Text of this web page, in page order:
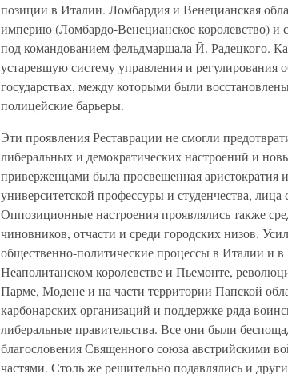
позиции в Италии. Ломбардия и Венецианская
империю (Ломбардо-Венецианское королевство) и
под командованием фельдмаршала Й. Радецкого.
устаревшую систему управления и регулирования
государствах, между которыми были
полицейские барьеры.
Эти проявления Реставрации не смогли
либеральных и демократических настроений и
приверженцами была просвещенная аристократия
университетской профессуры и студенчества,
Оппозиционные настроения проявлялись также
чиновников, отчасти и среди городских низов.
общественно-политические процессы в Италии и
Неаполитанском королевстве и Пьемонте,
Парме, Модене и на части территории Папской
карбонарских организаций и поддержке ряда
либеральные правительства. Все они были
благословения Священного союза австрийскими
частями. Столь же решительно подавлялись и